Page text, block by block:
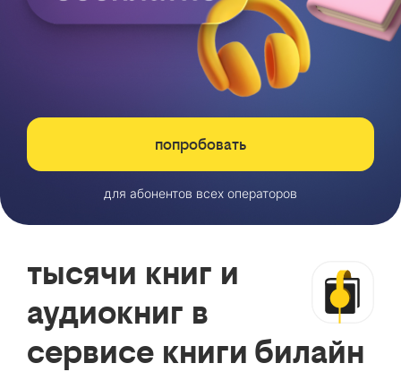
попробовать
для абонентов всех операторов
тысячи книг и
аудиокниг в
сервисе книги билайн